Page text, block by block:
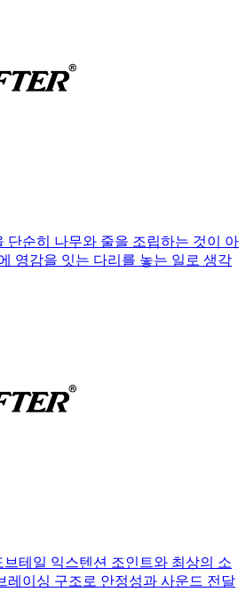
단순히 나무와 줄을 조립하는 것이 아
영감을 잇는 다리를 놓는 일로 생각
테일 익스텐션 조인트와 최상의 소
레이싱 구조로 안정성과 사운드 전달